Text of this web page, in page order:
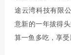
途云湾科技有限
意新的一年拔得
算一鱼多吃，享